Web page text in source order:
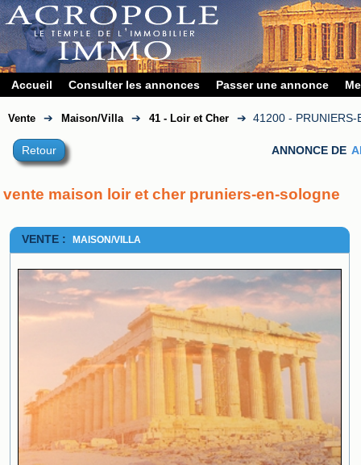
Accueil Consulter les annonces Passer une annonce
Vente ➔ Maison/Villa ➔ 41 - Loir et Cher ➔ 41200 - PRUNIERS-
Retour ANNONCE DE
vente maison loir et cher pruniers-en-sologne
VENTE : MAISON/VILLA